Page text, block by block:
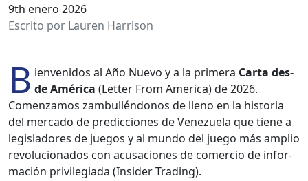
9th enero 2026
Escrito por Lauren Harrison
B ien­venidos al Año Nue­vo y a la primera Car­ta des­
de Améri­ca (Let­ter From Amer­i­ca) de 2026.
Comen­zamos zam­bul­lén­donos de lleno en la his­to­ria
del mer­ca­do de predic­ciones de Venezuela que tiene a
leg­is­ladores de jue­gos y al mun­do del juego más amplio
rev­olu­ciona­dos con acusa­ciones de com­er­cio de infor­
ma­ción priv­i­le­gia­da (Insid­er Trad­ing).